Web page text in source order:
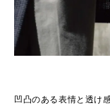
凹凸のある表情と透け